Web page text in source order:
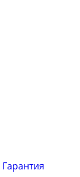
Гарантия